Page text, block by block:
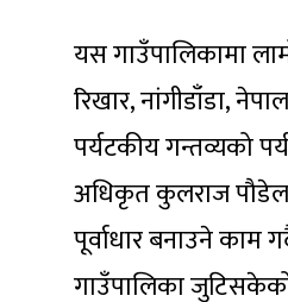
यस गाउँपालिकामा
रिखार, नांगीडाँडा,
पर्यटकीय गन्तव्यको
अधिकृत कुलराज
पूर्वाधार बनाउने काम
गाउँपालिका